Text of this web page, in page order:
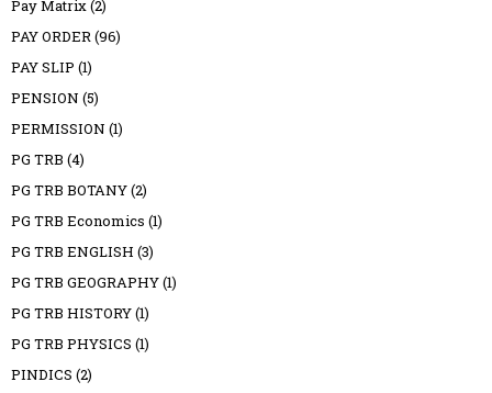
Pay Matrix(2)
PAY ORDER(96)
PAY SLIP (1)
PENSION (5)
PERMISSION (1)
PG TRB (4)
PG TRB BOTANY(2)
PG TRB Economics (1)
PG TRB ENGLISH (3)
PG TRB GEOGRAPHY(1)
PG TRB HISTORY(1)
PG TRB PHYSICS (1)
PINDICS (2)